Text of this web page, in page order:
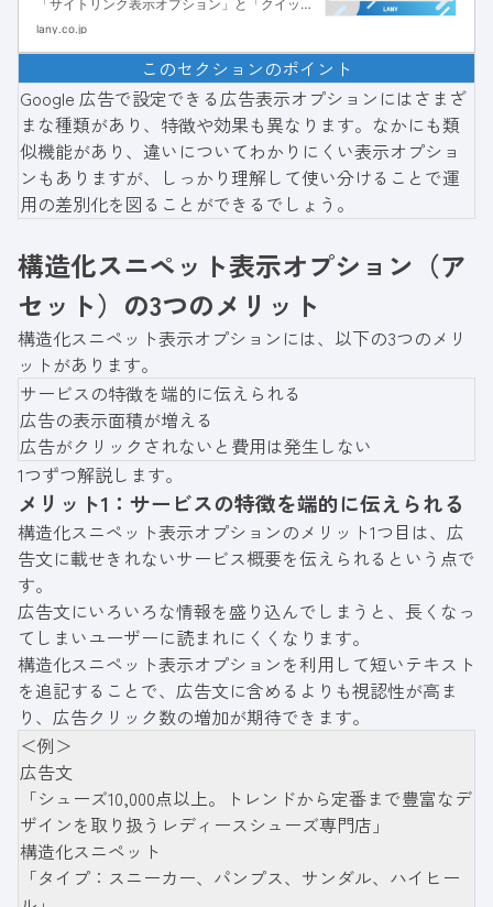
「サイトリンク表示オプション」と「クイック
リンクオプション」の仕組みや設定方法を解説
向上を目指しましょう。
lany.co.jp
このセクションのポイント
Google 広告で設定できる広告表示オプションにはさまざ
まな種類があり、特徴や効果も異なります。なかにも類
似機能があり、違いについてわかりにくい表示オプショ
ンもありますが、しっかり理解して使い分けることで運
用の差別化を図ることができるでしょう。
構造化スニペット表示オプション（ア
セット）の3つのメリット
構造化スニペット表示オプションには、以下の3つのメリ
ットがあります。
サービスの特徴を端的に伝えられる
広告の表示面積が増える
広告がクリックされないと費用は発生しない
1つずつ解説します。
メリット1：サービスの特徴を端的に伝えられる
構造化スニペット表示オプションのメリット1つ目は、広
告文に載せきれないサービス概要を伝えられるという点で
す。
広告文にいろいろな情報を盛り込んでしまうと、長くなっ
てしまいユーザーに読まれにくくなります。
構造化スニペット表示オプションを利用して短いテキスト
を追記することで、広告文に含めるよりも視認性が高ま
り、広告クリック数の増加が期待できます。
＜例＞
広告文
「シューズ10,000点以上。トレンドから定番まで豊富なデ
ザインを取り扱うレディースシューズ専門店」
構造化スニペット
「タイプ：スニーカー、パンプス、サンダル、ハイヒー